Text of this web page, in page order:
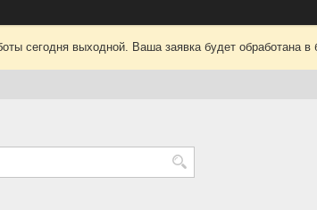
сегодня выходной. Ваша заявка будет обработана